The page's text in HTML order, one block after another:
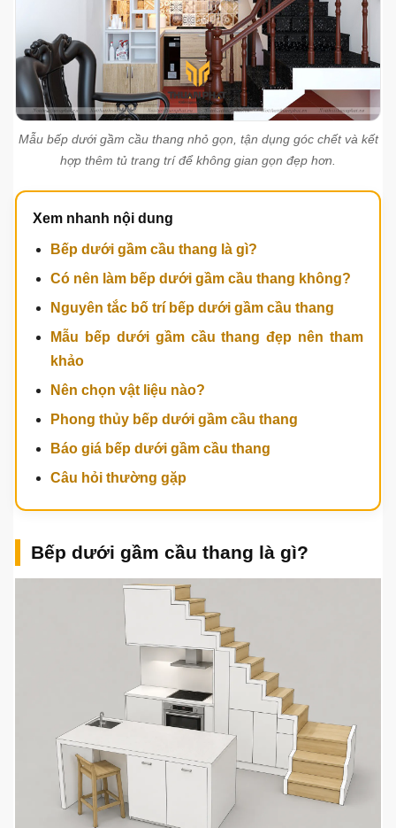
Mẫu bếp dưới gầm cầu thang nhỏ gọn, tận dụng góc chết và kết
hợp thêm tủ trang trí để không gian gọn đẹp hơn.
Xem nhanh nội dung
Bếp dưới gầm cầu thang là gì?
Có nên làm bếp dưới gầm cầu thang không?
Nguyên tắc bố trí bếp dưới gầm cầu thang
Mẫu bếp dưới gầm cầu thang đẹp nên tham
khảo
Nên chọn vật liệu nào?
Phong thủy bếp dưới gầm cầu thang
Báo giá bếp dưới gầm cầu thang
Câu hỏi thường gặp
Bếp dưới gầm cầu thang là gì?